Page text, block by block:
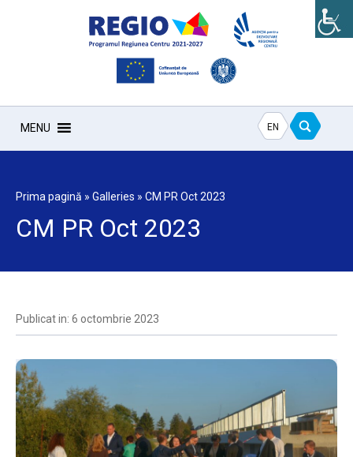
MENU EN
Prima pagină » Galleries » CM PR Oct 2023
CM PR Oct 2023
Publicat in: 6 octombrie 2023